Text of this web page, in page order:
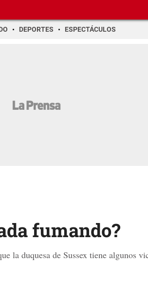
DEPORTES ESPECTÁCULOS
fumando?
la duquesa de Sussex tiene algunos